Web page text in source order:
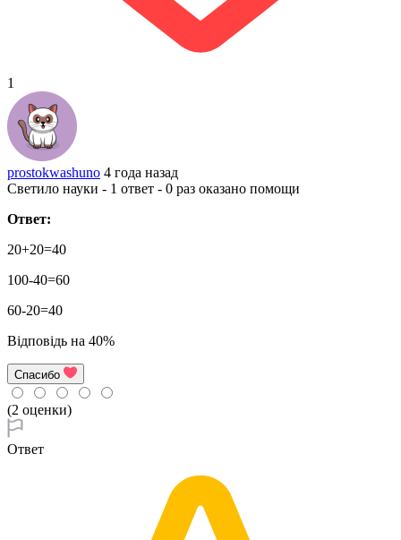
1
prostokwashuno 4 года назад
Светило науки - 1 ответ - 0 раз оказано помощи
Ответ:
20+20=40
100-40=60
60-20=40
Відповідь на 40%
Спасибо
(2 оценки)
Ответ